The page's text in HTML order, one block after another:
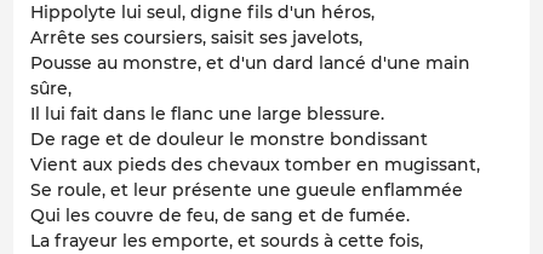
Hippolyte lui seul, digne fils d'un héros,
Arrête ses coursiers, saisit ses javelots,
Pousse au monstre, et d'un dard lancé d'une main
sûre,
Il lui fait dans le flanc une large blessure.
De rage et de douleur le monstre bondissant
Vient aux pieds des chevaux tomber en mugissant,
Se roule, et leur présente une gueule enflammée
Qui les couvre de feu, de sang et de fumée.
La frayeur les emporte, et sourds à cette fois,